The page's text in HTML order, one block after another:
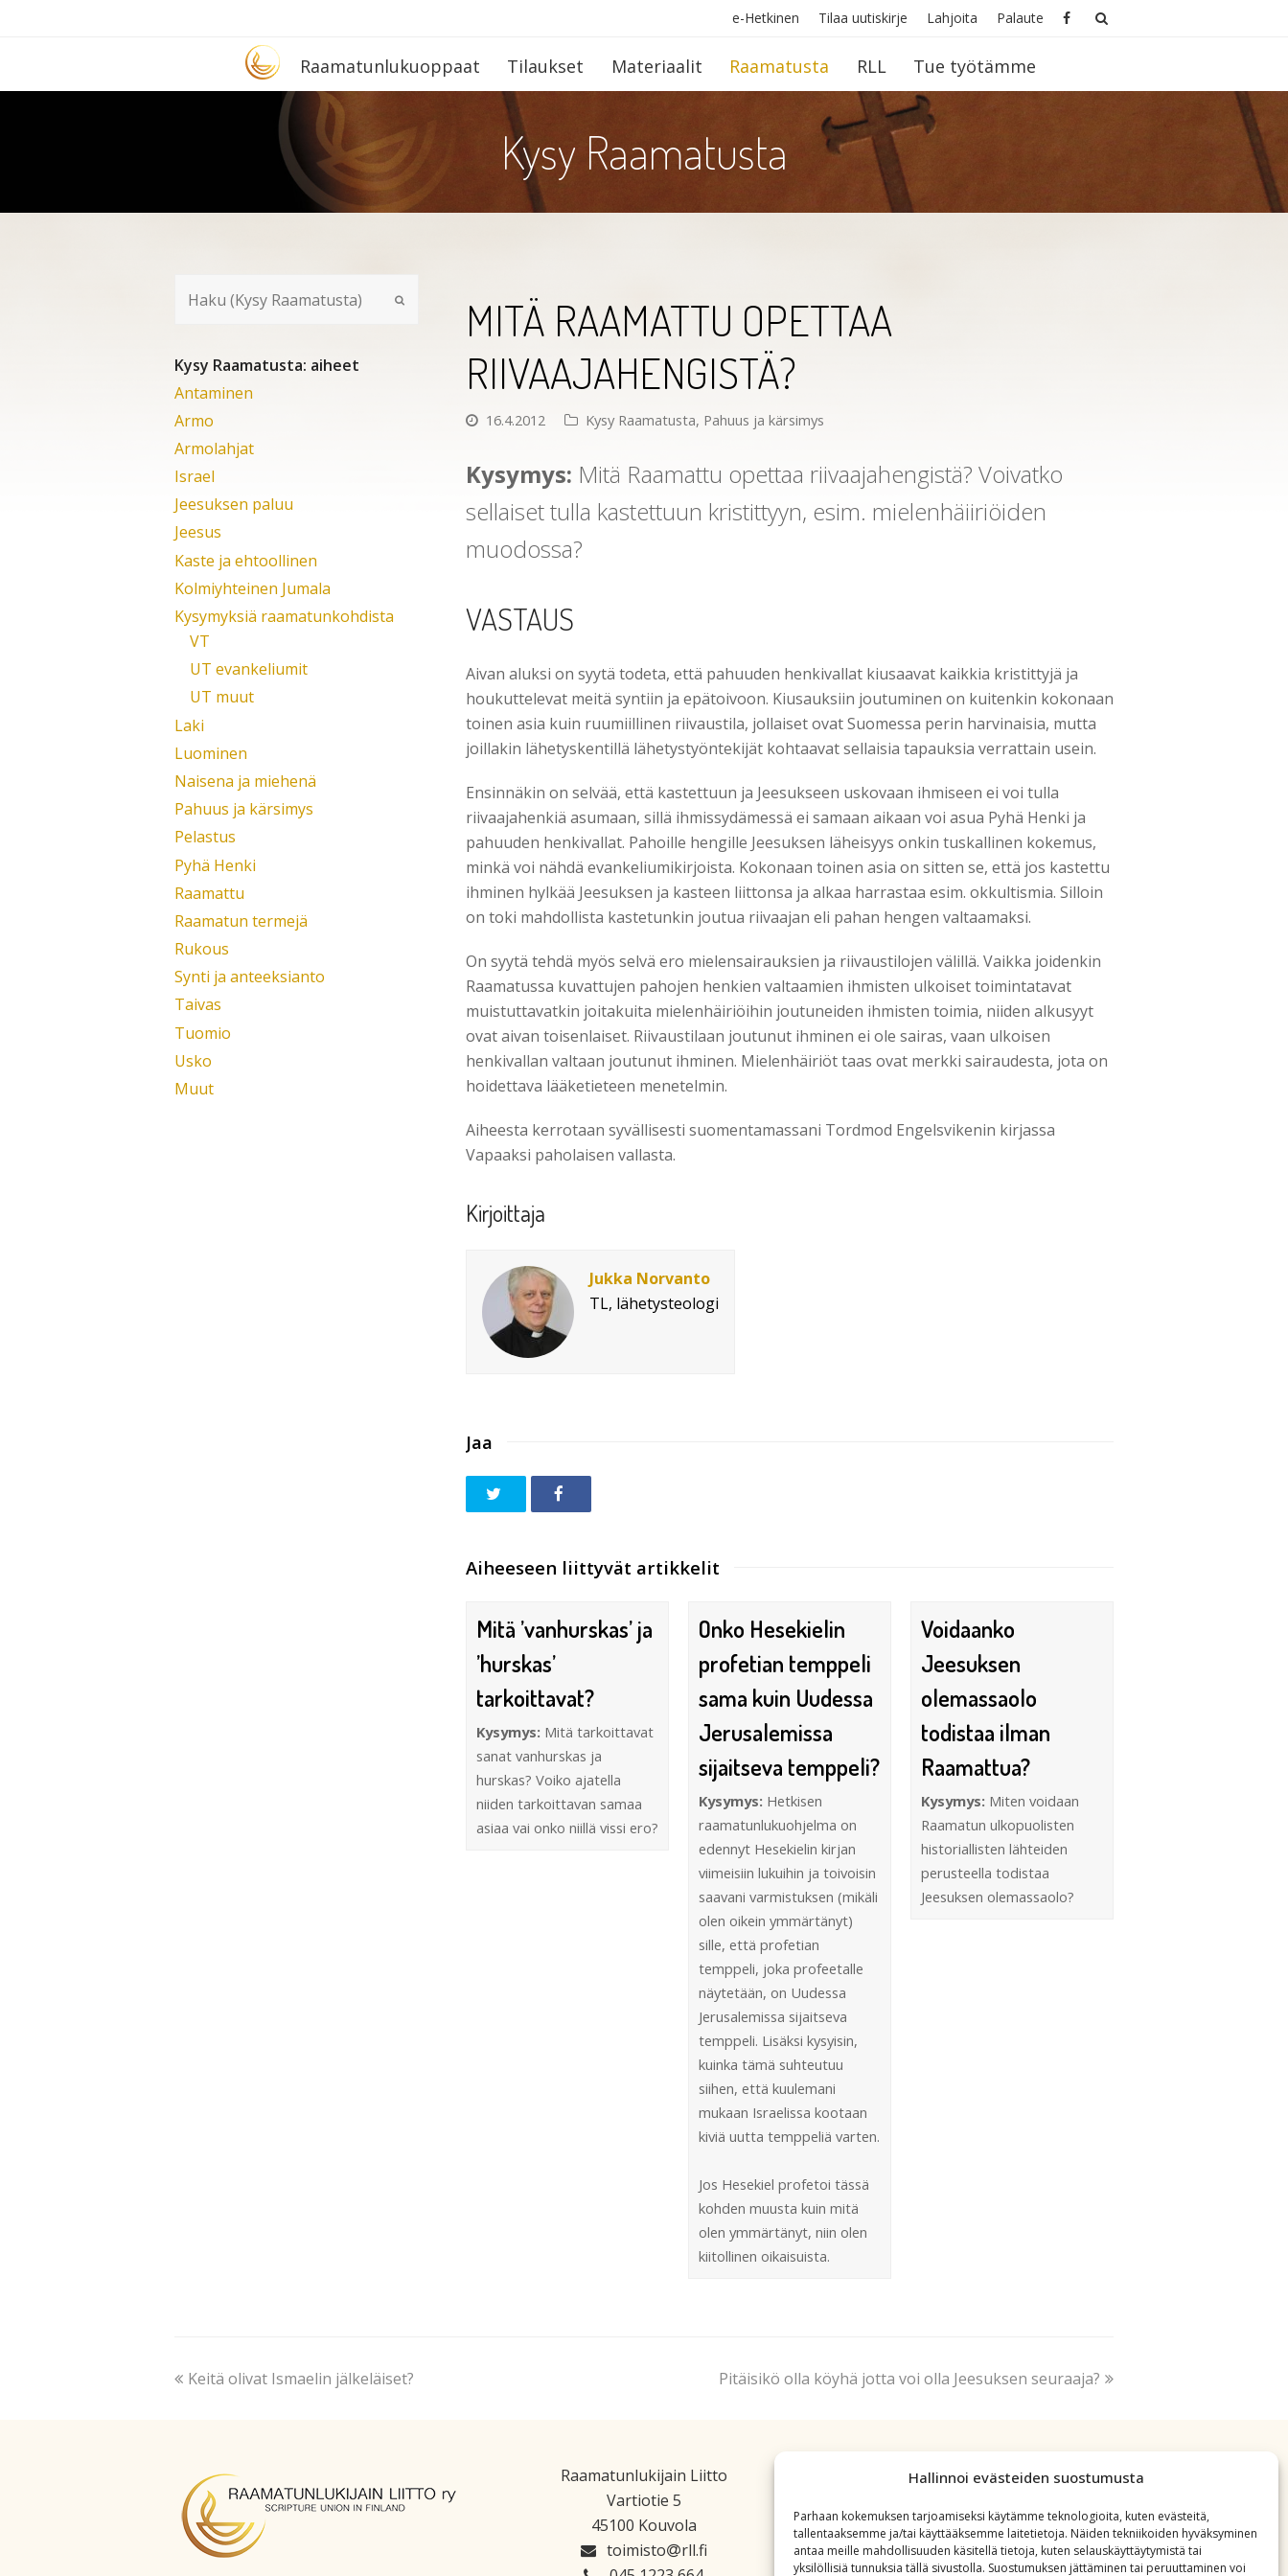
Hallinnoi evästeiden suostumusta
Parhaan kokemuksen tarjoamiseksi käytämme teknologioita, kuten evästeitä,
tallentaaksemme ja/tai käyttääksemme laitetietoja. Näiden tekniikoiden hyväksyminen
antaa meille mahdollisuuden käsitellä tietoja, kuten selauskäyttäytymistä tai
yksilöllisiä tunnuksia tällä sivustolla. Suostumuksen jättäminen tai peruuttaminen voi
e-Hetkinen Tilaa uutiskirje Lahjoita Palaute
EtusivuRaa­ma­tun­lu­ku­op­paat Tilaukset Materiaalit Raamatusta RLL Tue työtämme
Kysy Raamatusta
MITÄ RAAMATTU OPETTAA
RIIVAAJAHENGISTÄ?
16.4.2012 Kysy Raamatusta, Pahuus ja kärsimys
Kysymys: Mitä Raamattu opettaa riivaajahengistä? Voivatko
sellaiset tulla kastettuun kristittyyn, esim. mielenhäiiriöiden
muodossa?
VASTAUS
Aivan aluksi on syytä todeta, että pahuuden henkivallat kiusaavat kaikkia kristittyjä ja
houkuttelevat meitä syntiin ja epätoivoon. Kiusauksiin joutuminen on kuitenkin kokonaan
toinen asia kuin ruumiillinen riivaustila, jollaiset ovat Suomessa perin harvinaisia, mutta
joillakin lähetyskentillä lähetystyöntekijät kohtaavat sellaisia tapauksia verrattain usein.
Ensinnäkin on selvää, että kastettuun ja Jeesukseen uskovaan ihmiseen ei voi tulla
riivaajahenkiä asumaan, sillä ihmissydämessä ei samaan aikaan voi asua Pyhä Henki ja
pahuuden henkivallat. Pahoille hengille Jeesuksen läheisyys onkin tuskallinen kokemus,
minkä voi nähdä evankeliumikirjoista. Kokonaan toinen asia on sitten se, että jos kastettu
ihminen hylkää Jeesuksen ja kasteen liittonsa ja alkaa harrastaa esim. okkultismia. Silloin
on toki mahdollista kastetunkin joutua riivaajan eli pahan hengen valtaamaksi.
On syytä tehdä myös selvä ero mielensairauksien ja riivaustilojen välillä. Vaikka joidenkin
Raamatussa kuvattujen pahojen henkien valtaamien ihmisten ulkoiset toimintatavat
muistuttavatkin joitakuita mielenhäiriöihin joutuneiden ihmisten toimia, niiden alkusyyt
ovat aivan toisenlaiset. Riivaustilaan joutunut ihminen ei ole sairas, vaan ulkoisen
henkivallan valtaan joutunut ihminen. Mielenhäiriöt taas ovat merkki sairaudesta, jota on
hoidettava lääketieteen menetelmin.
Aiheesta kerrotaan syvällisesti suomentamassani Tordmod Engelsvikenin kirjassa
Vapaaksi paholaisen vallasta.
Kirjoittaja
Jukka Norvanto
TL, lähetysteologi
Jaa
Aiheeseen liittyvät artikkelit
Mitä ’vanhurskas’ ja
’hurskas’
tarkoittavat?
Kysymys: Mitä tarkoittavat
sanat vanhurskas ja
hurskas? Voiko ajatella
niiden tarkoittavan samaa
asiaa vai onko niillä vissi ero?
Onko Hesekielin
profetian temppeli
sama kuin Uudessa
Jerusalemissa
sijaitseva temppeli?
Kysymys: Hetkisen
raamatunlukuohjelma on
edennyt Hesekielin kirjan
viimeisiin lukuihin ja toivoisin
saavani varmistuksen (mikäli
olen oikein ymmärtänyt)
sille, että profetian
temppeli, joka profeetalle
näytetään, on Uudessa
Jerusalemissa sijaitseva
temppeli. Lisäksi kysyisin,
kuinka tämä suhteutuu
siihen, että kuulemani
mukaan Israelissa kootaan
kiviä uutta temppeliä varten.
Jos Hesekiel profetoi tässä
kohden muusta kuin mitä
olen ymmärtänyt, niin olen
kiitollinen oikaisuista.
Voidaanko
Jeesuksen
olemassaolo
todistaa ilman
Raamattua?
Kysymys: Miten voidaan
Raamatun ulkopuolisten
historiallisten lähteiden
perusteella todistaa
Jeesuksen olemassaolo?
Kysy Raamatusta: aiheet
Antaminen
Armo
Armolahjat
Israel
Jeesuksen paluu
Jeesus
Kaste ja ehtoollinen
Kolmiyhteinen Jumala
Kysymyksiä raamatunkohdista
VT
UT evankeliumit
UT muut
Laki
Luominen
Naisena ja miehenä
Pahuus ja kärsimys
Pelastus
Pyhä Henki
Raamattu
Raamatun termejä
Rukous
Synti ja anteeksianto
Taivas
Tuomio
Usko
Muut
Keitä olivat Ismaelin jälkeläiset? Pitäisikö olla köyhä jotta voi olla Jeesuksen seuraaja?
Raamatunlukijain Liitto
Vartiotie 5
45100 Kouvola
toimisto
rll.fi